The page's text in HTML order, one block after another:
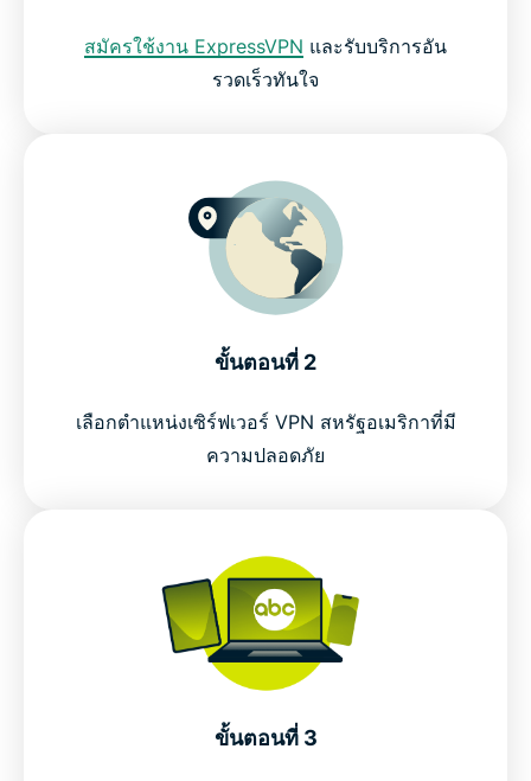
สมัครใช้งาน ExpressVPN และรับบริการอัน
รวดเร็วทันใจ
ขั้นตอนที่ 2
เลือกตำแหน่งเซิร์ฟเวอร์ VPN สหรัฐอเมริกาที่มี
ความปลอดภัย
ขั้นตอนที่ 3